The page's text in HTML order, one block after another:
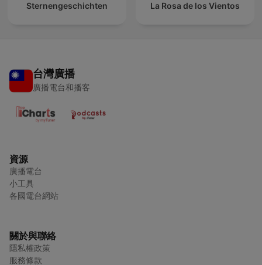
Sternengeschichten La Rosa de los Vientos
台灣廣播
廣播電台和播客
資源
廣播電台
小工具
各國電台網站
關於與聯絡
隱私權政策
服務條款